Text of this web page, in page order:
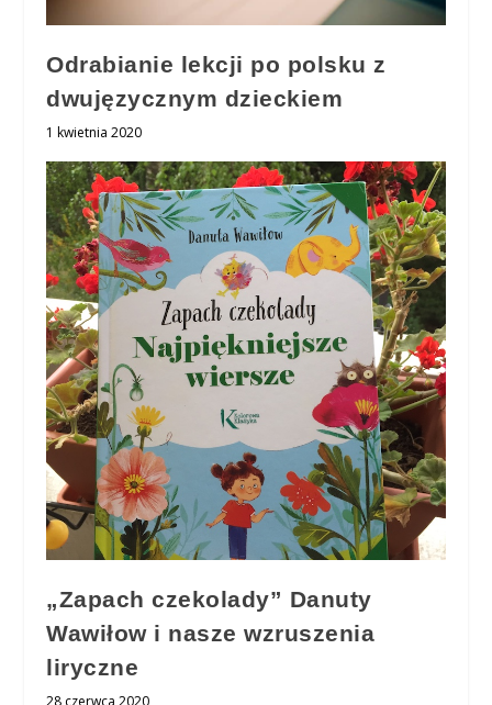
Odrabianie lekcji po polsku z
dwujęzycznym dzieckiem
1 kwietnia 2020
„Zapach czekolady” Danuty
Wawiłow i nasze wzruszenia
liryczne
28 czerwca 2020